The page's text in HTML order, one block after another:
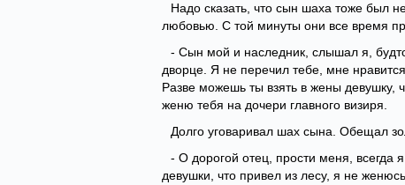
Надо сказать, что сын шаха тоже был
любовью. С той минуты они все время
- Сын мой и наследник, слышал я,
дворце. Я не перечил тебе, мне
Разве можешь ты взять в жены
женю тебя на дочери главного визиря.
Долго уговаривал шах сына. Обещал
- О дорогой отец, прости меня, всегда
девушки, что привел из лесу, я не